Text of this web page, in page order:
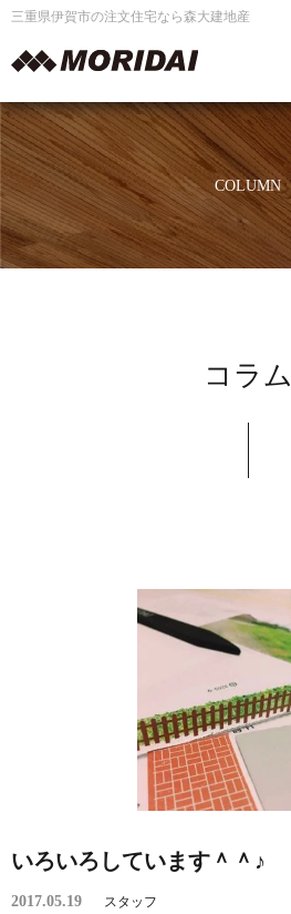
三重県伊賀市の注文住宅なら森大建地産
COLUMN
コラム
いろいろしています＾＾♪
2017.05.19 スタッフ